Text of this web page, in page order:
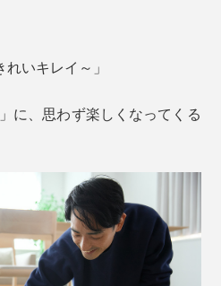
いキレイ～」
に、思わず楽しくなってくる